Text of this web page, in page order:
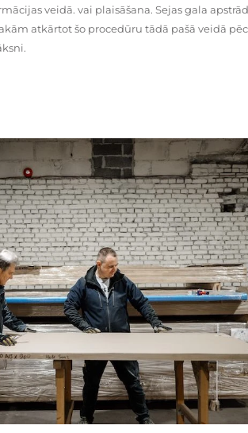
veidā. vai plaisāšana. Sejas gala
atkārtot šo procedūru tādā pašā veidā